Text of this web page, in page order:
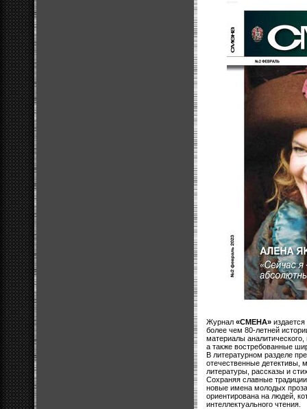
Журнал «СМЕНА»
более чем 80-летней
материалы
а также востребованные
В литературном разделе
отечественные детективы,
литературы, рассказы и
Сохраняя славные
новые имена молодых
ориентирована на людей,
интеллектуального чтения.